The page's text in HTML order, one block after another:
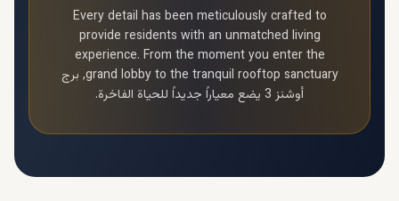
Every detail has been meticulously crafted to
provide residents with an unmatched living
experience. From the moment you enter the
grand lobby to the tranquil rooftop sanctuary, برج
أوشنز 3
يضع معياراً جديداً للحياة الفاخرة.